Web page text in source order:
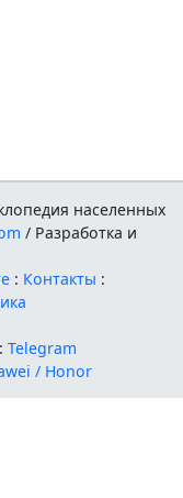
населенных
/ Разработка и
: Контакты :
:Telegram
/ Honor